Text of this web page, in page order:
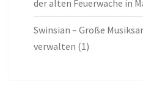
der alten Feuerwache in
Swinsian – Große
verwalten (1)